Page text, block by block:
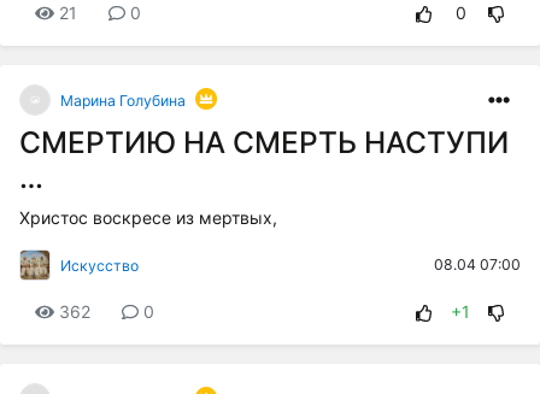
21 0 0
Марина Голубина
СМЕРТИЮ НА СМЕРТЬ НАСТУПИ
…
Христос воскресе из мертвых,
Искусство 08.04 07:00
362 0 +1